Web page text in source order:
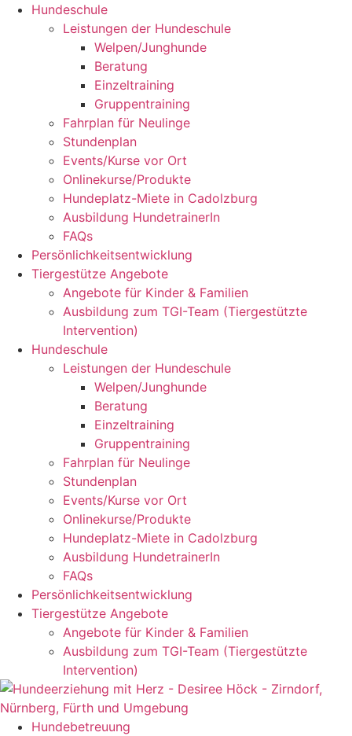
Zum
Hundeschule
Leistungen der Hundeschule
Welpen/Junghunde
Beratung
Einzeltraining
Gruppentraining
Fahrplan für Neulinge
Stundenplan
Events/Kurse vor Ort
Onlinekurse/Produkte
Hundeplatz-Miete in Cadolzburg
Ausbildung HundetrainerIn
FAQs
Persönlichkeitsentwicklung
Tiergestütze Angebote
Angebote für Kinder & Familien
Ausbildung zum TGI-Team (Tiergestützte
Intervention)
Hundeschule
Leistungen der Hundeschule
Welpen/Junghunde
Beratung
Einzeltraining
Gruppentraining
Fahrplan für Neulinge
Stundenplan
Events/Kurse vor Ort
Onlinekurse/Produkte
Hundeplatz-Miete in Cadolzburg
Ausbildung HundetrainerIn
FAQs
Persönlichkeitsentwicklung
Tiergestütze Angebote
Angebote für Kinder & Familien
Ausbildung zum TGI-Team (Tiergestützte
Intervention)
Hundebetreuung